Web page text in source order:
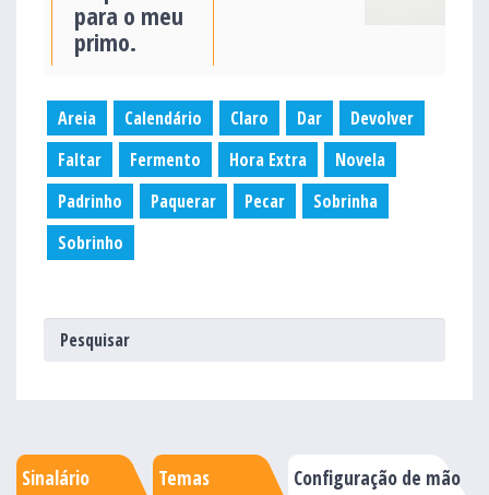
para o meu
primo.
Areia Calendário Claro Dar
Devolver
Faltar
Fermento Hora Extra
Novela
Padrinho
Paquerar Pecar
Sobrinha
Sobrinho
Sinalário Temas
Configuração de mão